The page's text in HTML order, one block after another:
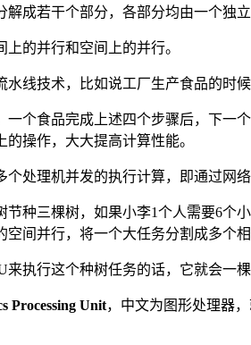
解成若干个部分，各部分均由一个独
的并行和空间上的并行。
水线技术，比如说工厂生产食品的时
一个食品完成上述四个步骤后，下一
的操作，大大提高计算性能。
个处理机并发的执行计算，即通过网
节种三棵树，如果小李1个人需要6个
空间并行，将一个大任务分割成多个
来执行这个种树任务的话，它就会一
Processing Unit，中文为图形处理器